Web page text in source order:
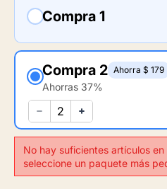
Compra 1
Compra 2 Ahorra $ 179
Ahorras 37%
No hay suficientes artículos
seleccione un paquete más